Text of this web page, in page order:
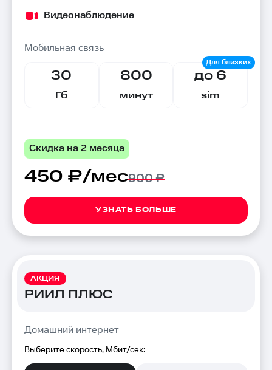
Видеонаблюдение
Мобильная связь
30
Гб
800
минут
до 6
sim
Скидка на 2 месяца
450 ₽/мес900 ₽
УЗНАТЬ БОЛЬШЕ
АКЦИЯ
РИИЛ ПЛЮС
Домашний интернет
Выберите скорость, Мбит/сек: